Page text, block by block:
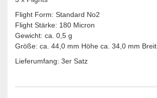
Flight Form: Standard No2
Flight Stärke: 180 Micron
Gewicht: ca. 0,5 g
Größe: ca. 44,0 mm Höhe ca. 34,0 mm Breit
Lieferumfang: 3er Satz